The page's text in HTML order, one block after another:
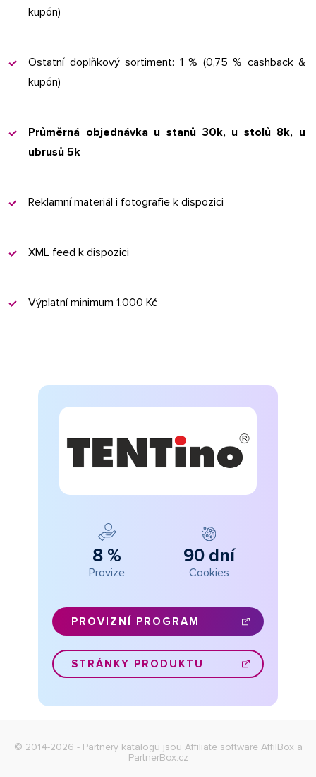
kupón)
Ostatní doplňkový sortiment: 1 % (0,75 % cashback &
kupón)
Průměrná objednávka u stanů 30k, u stolů 8k, u
ubrusů 5k
Reklamní materiál i fotografie k dispozici
XML feed k dispozici
Výplatní minimum 1.000 Kč
8 %
Provize
90 dní
Cookies
PROVIZNÍ PROGRAM
STRÁNKY PRODUKTU
© 2014-2026 - Partnery katalogu jsou Affiliate software AffilBox a
PartnerBox.cz